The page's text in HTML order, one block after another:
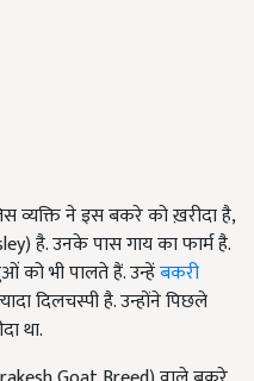
व्यक्ति ने इस बकरे को ख़रीदा है,
है. उनके पास गाय का फार्म है.
भी पालते हैं. उन्हेंबकरी
दिलचस्पी है. उन्होंने पिछले
था.